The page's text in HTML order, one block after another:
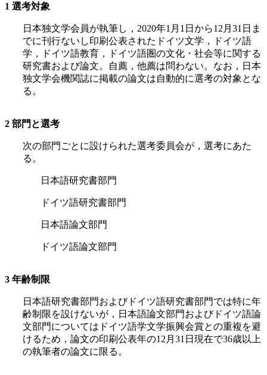
1 選考対象
日本独文学会員が執筆し， 2020年1 月 1 日から12 月 31 日ま
でに刊行ないし印刷公表されたドイツ文学，ドイツ語
学，ドイツ語教育，ドイツ語圏の文化・社会等に関する
研究書および論文。自薦，他薦は問わない。なお，日本
独文学会機関誌に掲載の論文は自動的に選考の対象とな
る。
2 部門と選考
次の部門ごとに設けられた選考委員会が，選考にあた
る。
日本語研究書部門
ドイツ語研究書部門
日本語論文部門
ドイツ語論文部門
3 年齢制限
日本語研究書部門およびドイツ語研究書部門では特に年
齢制限を設けないが，日本語論文部門およびドイツ語論
文部門についてはドイツ語学文学振興会賞との重複を避
けるため，論文の印刷公表年の12 月 31 日現在で36歳以上
の執筆者の論文に限る。